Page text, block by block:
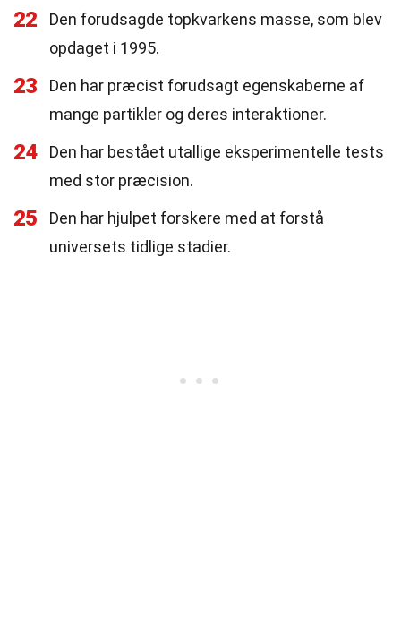
22
Den forudsagde topkvarkens masse, som blev
opdaget i 1995.
23
Den har præcist forudsagt egenskaberne af
mange partikler og deres interaktioner.
24
Den har bestået utallige eksperimentelle tests
med stor præcision.
25
Den har hjulpet forskere med at forstå
universets tidlige stadier.